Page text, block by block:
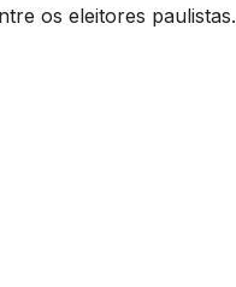
os eleitores paulistas.